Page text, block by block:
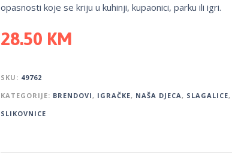
opasnosti koje se kriju u kuhinji, kupaonici, parku ili igri.
28.50 KM
SKU: 49762
KATEGORIJE: BRENDOVI, IGRAČKE, NAŠA DJECA, SLAGALICE,
SLIKOVNICE